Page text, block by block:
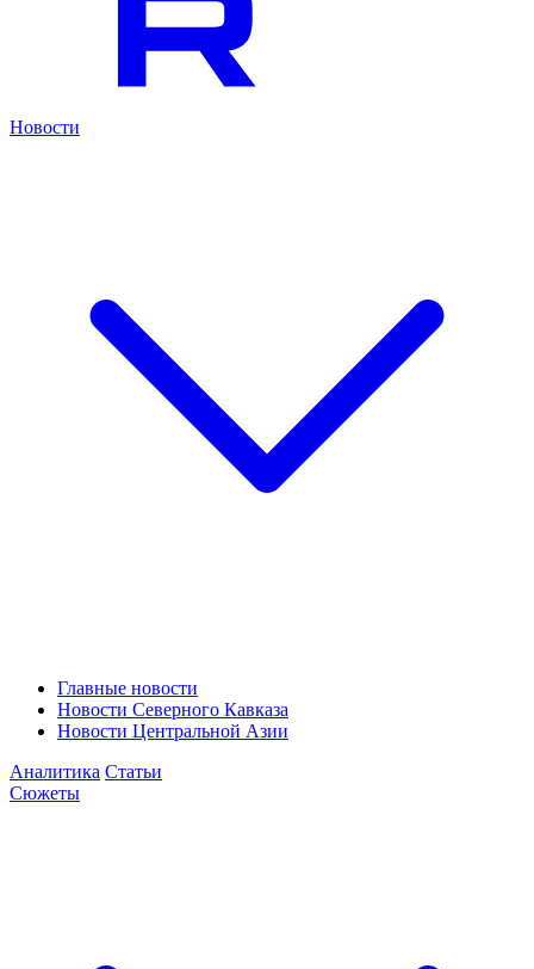
Новости
Главные новости
Новости Северного Кавказа
Новости Центральной Азии
Аналитика Статьи
Сюжеты